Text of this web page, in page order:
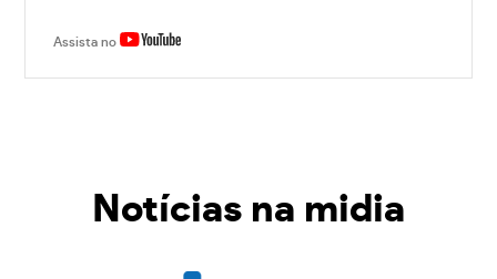
Assista no
Notícias na midia